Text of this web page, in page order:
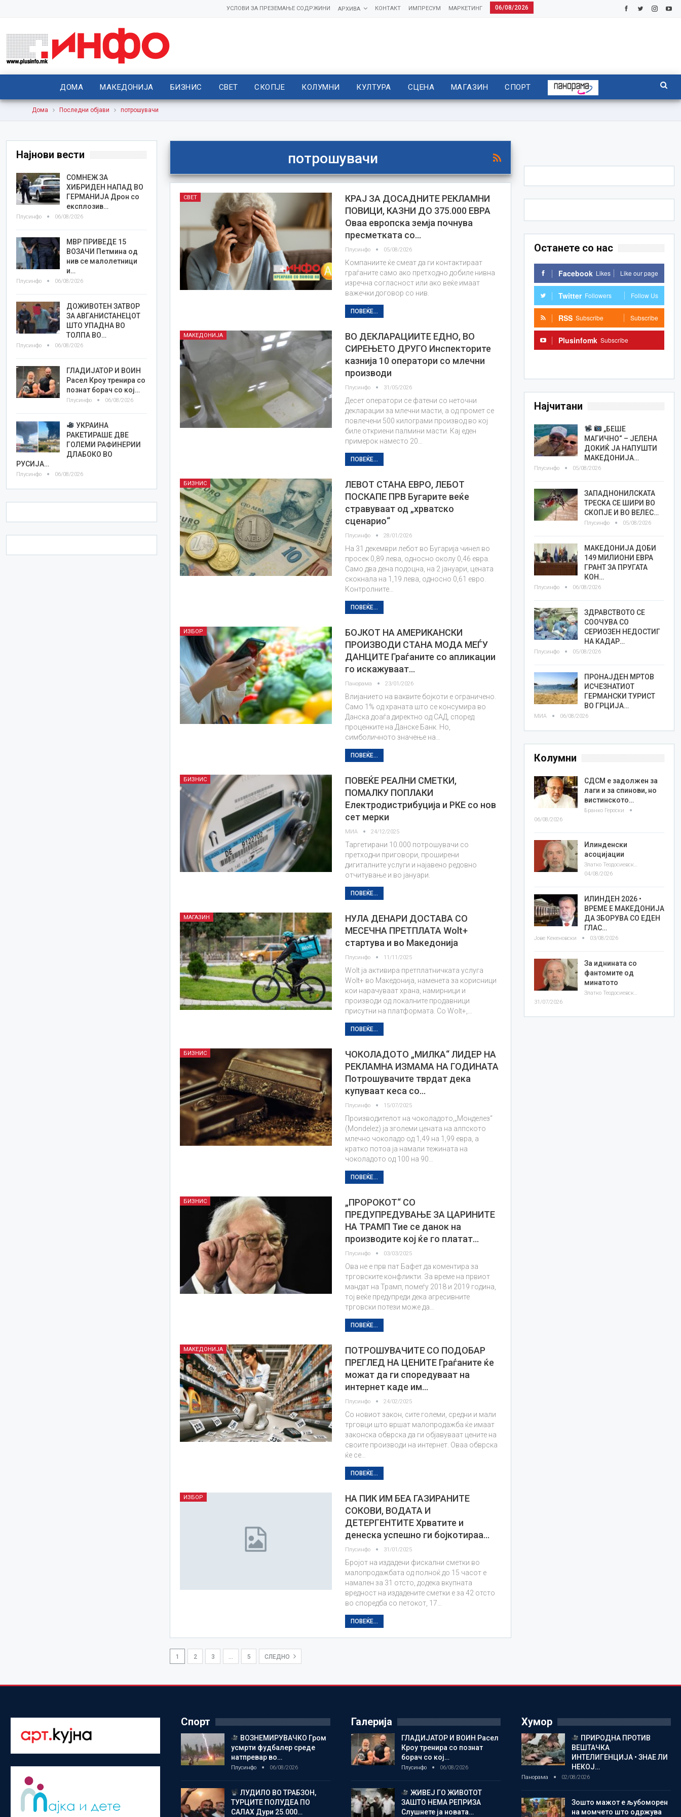
06/08/2026
МАРКЕТИНГ
ИМПРЕСУМ
КОНТАКТ
АРХИВА
УСЛОВИ ЗА ПРЕЗЕМАЊЕ СОДРЖИНИ
ДОМА МАКЕДОНИЈА БИЗНИС СВЕТ СКОПЈЕ КОЛУМНИ КУЛТУРА СЦЕНА МАГАЗИН СПОРТ
Дома Последни објави потрошувачи
потрошувачи
СВЕТ
КРАЈ ЗА ДОСАДНИТЕ РЕКЛАМНИ
ПОВИЦИ, КАЗНИ ДО 375.000 ЕВРА
Оваа европска земја почнува
пресметката со…
Плусинфо 05/08/2026
Компаниите ќе смеат да ги контактираат
граѓаните само ако претходно добиле нивна
изречна согласност или ако веќе имаат
важечки договор со нив.
ПОВЕЌЕ...
МАКЕДОНИЈА
ВО ДЕКЛАРАЦИИТЕ ЕДНО, ВО
СИРЕЊЕТО ДРУГО Инспекторите
казнија 10 оператори со млечни
производи
Плусинфо 31/05/2026
Десет оператори се фатени со неточни
декларации за млечни масти, а од промет се
повлечени 500 килограми производ во кој
биле откриени палмини масти. Кај еден
примерок наместо 20…
ПОВЕЌЕ...
БИЗНИС
ЛЕВОТ СТАНА ЕВРО, ЛЕБОТ
ПОСКАПЕ ПРВ Бугарите веќе
стравуваат од „хрватско
сценарио“
Плусинфо 28/01/2026
На 31 декември лебот во Бугарија чинел во
просек 0,89 лева, односно околу 0,46 евра.
Само два дена подоцна, на 2 јануари, цената
скокнала на 1,19 лева, односно 0,61 евро.
Контролните…
ПОВЕЌЕ...
ИЗБОР
БОЈКОТ НА АМЕРИКАНСКИ
ПРОИЗВОДИ СТАНА МОДА МЕЃУ
ДАНЦИТЕ Граѓаните со апликации
го искажуваат…
Панорама 23/01/2026
Влијанието на ваквите бојкоти е ограничено.
Само 1% од храната што се консумира во
Данска доаѓа директно од САД, според
проценките нa Данске Банк. Но,
симболичното значење на…
ПОВЕЌЕ...
БИЗНИС
ПОВЕЌЕ РЕАЛНИ СМЕТКИ,
ПОМАЛКУ ПОПЛАКИ
Електродистрибуција и РКЕ со нов
сет мерки
МИА 24/12/2025
Таргетирани 10.000 потрошувачи со
претходни приговори, проширени
дигиталните услуги и најавено редовно
отчитување и во јануари.
ПОВЕЌЕ...
МАГАЗИН
НУЛА ДЕНАРИ ДОСТАВА СО
МЕСЕЧНА ПРЕТПЛАТА Wolt+
стартува и во Македонија
Плусинфо 11/11/2025
Wolt ја активира претплатничката услуга
Wolt+ во Македонија, наменета за корисници
кои нарачуваат храна, намирници и
производи од локалните продавници
присутни на платформата. Со Wolt+,…
ПОВЕЌЕ...
БИЗНИС
ЧОКОЛАДОТО „МИЛКА“ ЛИДЕР НА
РЕКЛАМНА ИЗМАМА НА ГОДИНАТА
Потрошувачите тврдат дека
купуваат кеса со…
Плусинфо 15/07/2025
Производителот на чоколадото,„Монделез“
(Mondelez) ја зголеми цената на алпското
млечно чоколадо од 1,49 на 1,99 евра, а
кратко потоа ја намали тежината на
чоколадото од 100 на 90…
ПОВЕЌЕ...
БИЗНИС
„ПРОРОКОТ“ СО
ПРЕДУПРЕДУВАЊЕ ЗА ЦАРИНИТЕ
НА ТРАМП Тие се данок на
производите кој ќе го платат…
Плусинфо 03/03/2025
Ова не е прв пат Бафет да коментира за
трговските конфликти. За време на првиот
мандат на Трамп, помеѓу 2018 и 2019 година,
тој веќе предупреди дека агресивните
трговски потези може да…
ПОВЕЌЕ...
МАКЕДОНИЈА
ПОТРОШУВАЧИТЕ СО ПОДОБАР
ПРЕГЛЕД НА ЦЕНИТЕ Граѓаните ќе
можат да ги споредуваат на
интернет каде им…
Плусинфо 24/02/2025
Со новиот закон, сите големи, средни и мали
трговци што вршат малопродажба ќе имаат
законска обврска да ги објавуваат цените на
своите производи на интернет. Оваа обврска
ќе се…
ПОВЕЌЕ...
ИЗБОР
НА ПИК ИМ БЕА ГАЗИРАНИТЕ
СОКОВИ, ВОДАТА И
ДЕТЕРГЕНТИТЕ Хрватите и
денеска успешно ги бојкотираа…
Плусинфо 31/01/2025
Бројот на издадени фискални сметки во
малопродажбата од полноќ до 15 часот е
намален за 31 отсто, додека вкупната
вредност на издадените сметки е за 42 отсто
во споредба со петокот, 17…
ПОВЕЌЕ...
1 2 3 … 5 СЛЕДНО
Останете со нас
Facebook Likes Like our page
Twitter Followers Follow Us
RSS Subscribe Subscribe
Plusinfomk Subscribe
Најчитани
„БЕШЕ
МАГИЧНО“ – ЈЕЛЕНА
ДОКИЌ ЈА НАПУШТИ
МАКЕДОНИЈА…
Плусинфо 05/08/2026
ЗАПАДНОНИЛСКАТА
ТРЕСКА СЕ ШИРИ ВО
СКОПЈЕ И ВО ВЕЛЕС…
Плусинфо 05/08/2026
МАКЕДОНИЈА ДОБИ
149 МИЛИОНИ ЕВРА
ГРАНТ ЗА ПРУГАТА
КОН…
Плусинфо 06/08/2026
ЗДРАВСТВОТО СЕ
СООЧУВА СО
СЕРИОЗЕН НЕДОСТИГ
НА КАДАР…
Плусинфо 05/08/2026
ПРОНАЈДЕН МРТОВ
ИСЧЕЗНАТИОТ
ГЕРМАНСКИ ТУРИСТ
ВО ГРЦИЈА…
МИА 06/08/2026
Колумни
СДСМ е задолжен за
лаги и за спинови, но
вистинското…
Бранко Героски
06/08/2026
Илинденски
асоцијации
Златко Теодосиевски
04/08/2026
ИЛИНДЕН 2026 •
ВРЕМЕ Е МАКЕДОНИЈА
ДА ЗБОРУВА СО ЕДЕН
ГЛАС…
Јове Кекеновски 03/08/2026
За иднината со
фантомите од
минатото
Златко Теодосиевски
31/07/2026
Најнови вести
СОМНЕЖ ЗА
ХИБРИДЕН НАПАД ВО
ГЕРМАНИЈА Дрон со
експлозив…
Плусинфо 06/08/2026
МВР ПРИВЕДЕ 15
ВОЗАЧИ Петмина од
нив се малолетници
и…
Плусинфо 06/08/2026
ДОЖИВОТЕН ЗАТВОР
ЗА АВГАНИСТАНЕЦОТ
ШТО УПАДНА ВО
ТОЛПА ВО…
Плусинфо 06/08/2026
ГЛАДИЈАТОР И ВОИН
Расел Кроу тренира со
познат борач со кој…
Плусинфо 06/08/2026
УКРАИНА
РАКЕТИРАШЕ ДВЕ
ГОЛЕМИ РАФИНЕРИИ
ДЛАБОКО ВО
РУСИЈА…
Плусинфо 06/08/2026
Спорт
ВОЗНЕМИРУВАЧКО Гром
усмрти фудбалер среде
натпревар во…
Плусинфо 06/08/2026
ЛУДИЛО ВО ТРАБЗОН,
ТУРЦИТЕ ПОЛУДЕА ПО
САЛАХ Дури 25.000…
Галерија
ГЛАДИЈАТОР И ВОИН Расел
Кроу тренира со познат
борач со кој…
Плусинфо 06/08/2026
ЖИВЕЈ ГО ЖИВОТОТ
ЗАШТО НЕМА РЕПРИЗА
Слушнете ја новата…
Хумор
ПРИРОДНА ПРОТИВ
ВЕШТАЧКА
ИНТЕЛИГЕНЦИЈА • ЗНАЕ ЛИ
НЕКОЈ…
Панорама 02/08/2026
Зошто мажот е љубоморен
на момчето што одржува